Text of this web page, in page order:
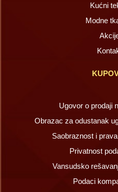
Kućni
Modne
Ugovor o prodaji
Obrazac za odustanak
Saobraznost i
Privatnost
Vansudsko
Podaci